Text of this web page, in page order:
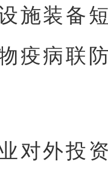
施装备
疫病联
对外投